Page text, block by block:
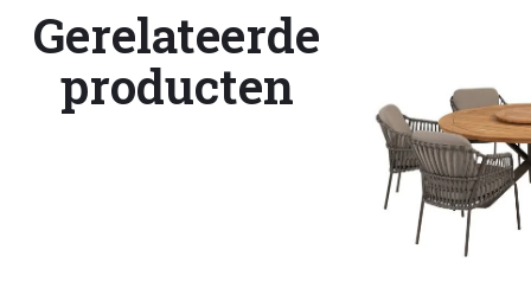
Gerelateerde
producten